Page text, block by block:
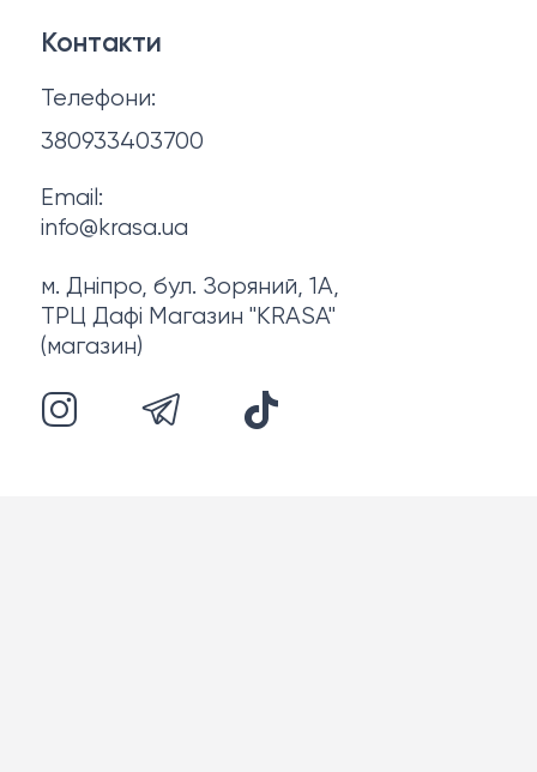
Політика конфіденційності
Про нас
Контакти
Телефони:
380933403700
Email:
info@krasa.ua
м. Дніпро, бул. Зоряний, 1А,
ТРЦ Дафі Магазин "KRASA"
(магазин)